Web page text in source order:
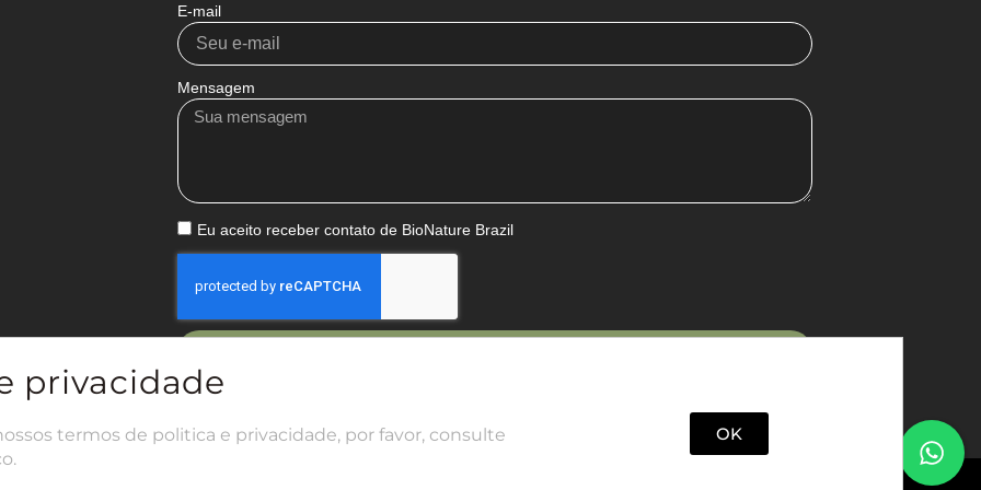
E-mail
Mensagem
Eu aceito receber contato de BioNature Brazil
privacidade
termos de politica e privacidade, por favor, consulte
OK